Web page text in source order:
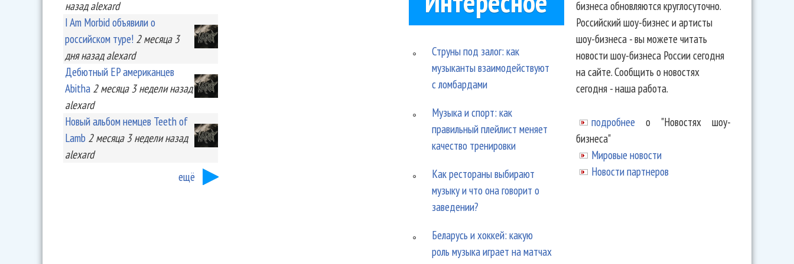
назад alexard
I Am Morbid объявили о
российском туре! 2 месяца 3
дняназад alexard
Дебютный EP американцев
Abitha 2 месяца 3 неделиназад
alexard
Новый альбом немцев Teeth of
Lamb 2 месяца 3 неделиназад
alexard
ещё
Струны под залог: как
музыканты взаимодействуют
с ломбардами
Музыка и спорт: как
правильный плейлист меняет
качество тренировки
Как рестораны выбирают
музыку и что она говорит о
заведении?
Беларусь и хоккей: какую
роль музыка играет на матчах
бизнеса обновляются круглосуточно.
Российский шоу-бизнес и артисты
шоу-бизнеса - вы можете читать
новости шоу-бизнеса России сегодня
на сайте. Сообщить о новостях
сегодня - наша работа.
подробнее о "Новостях шоу-
бизнеса"
Мировые новости
Новости партнеров